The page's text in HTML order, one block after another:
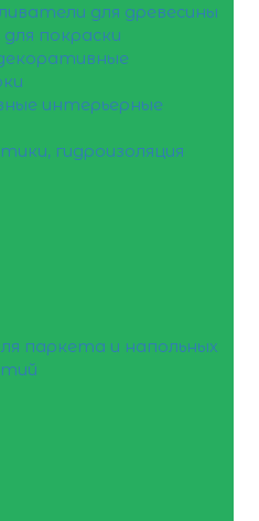
для древесины
покраски
интерьерные
гидроизоляция
паркета и напольных